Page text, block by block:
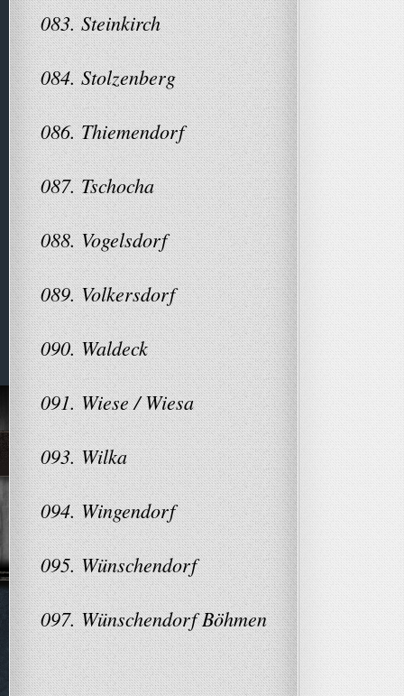
083. Steinkirch
084. Stolzenberg
086. Thiemendorf
087. Tschocha
088. Vogelsdorf
089. Volkersdorf
090. Waldeck
091. Wiese / Wiesa
093. Wilka
094. Wingendorf
095. Wünschendorf
097. Wünschendorf Böhmen